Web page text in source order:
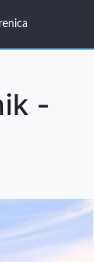
-